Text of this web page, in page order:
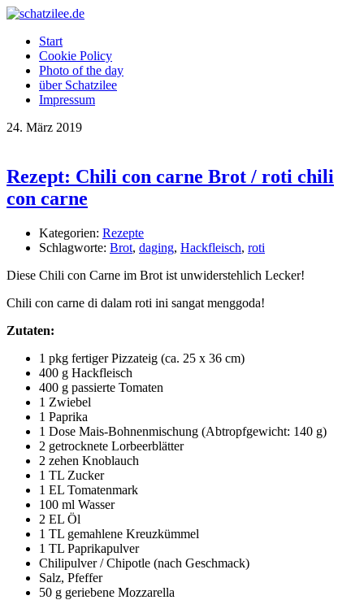
Start
Cookie Policy
Photo of the day
über Schatzilee
Impressum
24. März 2019
Rezept: Chili con carne Brot / roti chili
con carne
Kategorien: Rezepte
Schlagworte: Brot, daging, Hackfleisch, roti
Diese Chili con Carne im Brot ist unwiderstehlich Lecker!
Chili con carne di dalam roti ini sangat menggoda!
Zutaten:
1 pkg fertiger Pizzateig (ca. 25 x 36 cm)
400 g Hackfleisch
400 g passierte Tomaten
1 Zwiebel
1 Paprika
1 Dose Mais-Bohnenmischung (Abtropfgewicht: 140 g)
2 getrocknete Lorbeerblätter
2 zehen Knoblauch
1 TL Zucker
1 EL Tomatenmark
100 ml Wasser
2 EL Öl
1 TL gemahlene Kreuzkümmel
1 TL Paprikapulver
Chilipulver / Chipotle (nach Geschmack)
Salz, Pfeffer
50 g geriebene Mozzarella